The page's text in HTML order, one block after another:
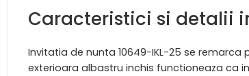
Caracteristici si detalii
Invitatia de nunta 10649-IKL-25 se
exterioara albastru inchis functioneaza ca